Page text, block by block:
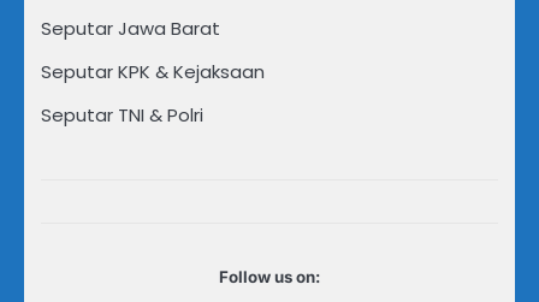
Seputar Jawa Barat
Seputar KPK & Kejaksaan
Seputar TNI & Polri
Follow us on: